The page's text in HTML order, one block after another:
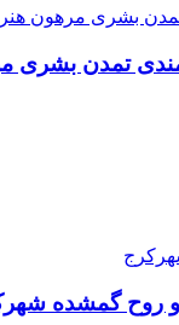
تمدن بشری
و روح گمشده